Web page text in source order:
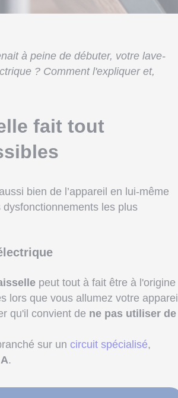
à peine de débuter, votre lave-
? Comment l'expliquer et,
fait tout
bien de l’appareil en lui-même
les plus
peut tout à fait être à l'origine
lors que vous allumez votre appareil
qu'il convient de ne pas utiliser de
sur un circuit spécialisé,
.